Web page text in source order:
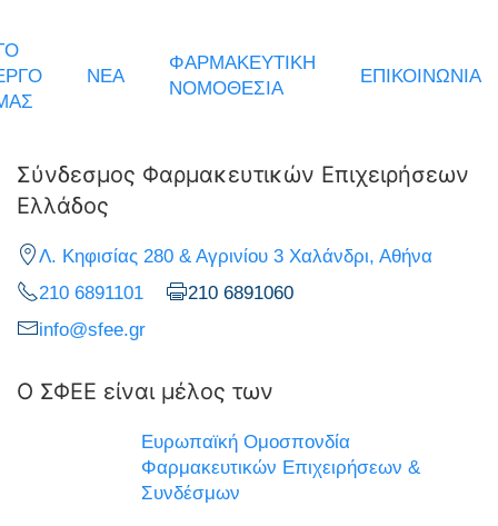
ΝΕΑ
ΦΑΡΜΑΚΕΥΤΙΚΗ
ΝΟΜΟΘΕΣΙΑ
ΕΠΙΚΟΙΝΩΝΙΑ
Σύνδεσμος Φαρμακευτικών Επιχειρήσεων
Ελλάδος
Λ. Κηφισίας 280 & Αγρινίου 3 Χαλάνδρι, Αθήνα
210 6891101
210 6891060
info@sfee.gr
Ο ΣΦΕΕ είναι μέλος των
Ευρωπαϊκή Ομοσπονδία
Φαρμακευτικών Επιχειρήσεων &
Συνδέσμων